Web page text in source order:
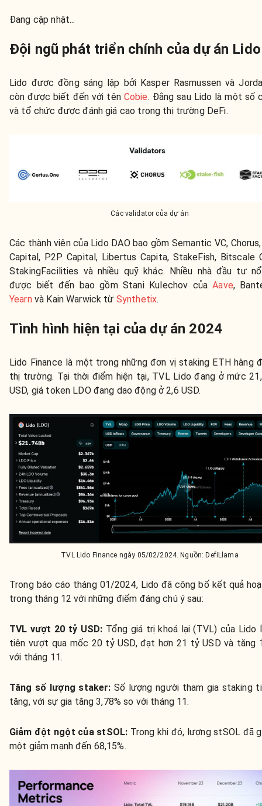
Đang cập nhật...
Đội ngũ phát triển chính của dự án Lido
Lido được đồng sáng lập bởi Kasper Rasmussen và
còn được biết đến với tên Cobie. Đằng sau Lido là một số
và tổ chức được đánh giá cao trong thị trường DeFi.
Các validator của dự án
Các thành viên của Lido DAO bao gồm Semantic VC,
Capital, P2P Capital, Libertus Capita, StakeFish, Bitscale
StakingFacilities và nhiều quỹ khác. Nhiều nhà đầu tư
được biết đến bao gồm Stani Kulechov củaAave,
Yearnvà Kain Warwick từ Synthetix.
Tình hình hiện tại của dự án 2024
Lido Finance là một trong những đơn vị staking ETH hàng
thị trường. Tại thời điểm hiện tại, TVL Lido đang ở mức
USD, giá token LDO đang dao động ở 2,6 USD.
TVL Lido Finance ngày 05/02/2024. Nguồn: DefiLlama
Trong báo cáo tháng 01/2024, Lido đã công bố kết quả
trong tháng 12 với những điểm đáng chú ý sau:
TVL vượt 20 tỷ USD: Tổng giá trị khoá lại (TVL) của Lido
tiên vượt qua mốc 20 tỷ USD, đạt hơn 21 tỷ USD và tăng
với tháng 11.
Tăng số lượng staker: Số lượng người tham gia staking
tăng, với sự gia tăng 3,78% so với tháng 11.
Giảm đột ngột của stSOL: Trong khi đó, lượng stSOL đã
một giảm mạnh đến 68,15%.